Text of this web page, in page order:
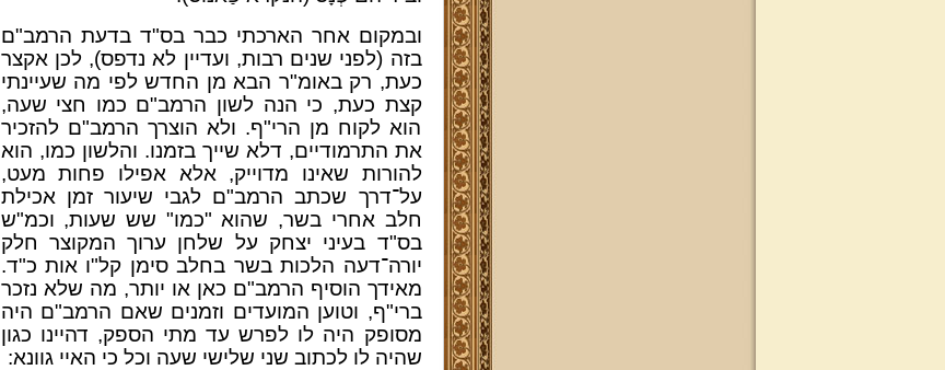
ובמקום אחר הארכתי כבר בס"ד בדעת הרמב"ם
בזה (לפני שנים רבות, ועדיין לא נדפס), לכן אקצר
כעת, רק באומ"ר הבא מן החדש לפי מה שעיינתי
קצת כעת, כי הנה לשון הרמב"ם כמו חצי שעה,
הוא לקוח מן הרי"ף. ולא הוצרך הרמב"ם להזכיר
את התרמודיים, דלא שייך בזמנו. והלשון כמו, הוא
להורות שאינו מדוייק, אלא אפילו פחות מעט,
על־דרך שכתב הרמב"ם לגבי שיעור זמן אכילת
חלב אחרי בשר, שהוא "כמו" שש שעות, וכמ"ש
בס"ד בעיני יצחק על שלחן ערוך המקוצר חלק
יורה־דעה הלכות בשר בחלב סימן קל"ו אות כ"ד.
מאידך הוסיף הרמב"ם כאן או יותר, מה שלא נזכר
ברי"ף, וטוען המועדים וזמנים שאם הרמב"ם היה
מסופק היה לו לפרש עד מתי הספק, דהיינו כגון
שהיה לו לכתוב שני שלישי שעה וכל כי האיי גוונא: